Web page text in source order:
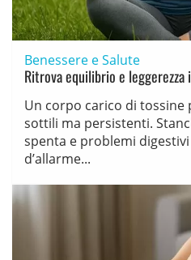
Benessere e Salute
Ritrova equilibrio e
Un corpo carico di tossine
sottili ma persistenti.
spenta e problemi
d’allarme...